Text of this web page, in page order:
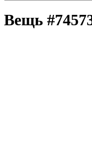
Вещь